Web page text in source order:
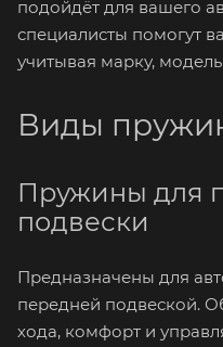
подойдёт для вашего
специалисты помогут
учитывая марку,
Виды
Пружины для
подвески
Предназначены для
передней подвеской.
хода, комфорт и